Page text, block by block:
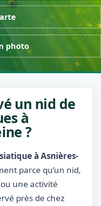
photo
un nid de
à
?
à Asnières-
parce qu’un nid,
une activité
près de chez